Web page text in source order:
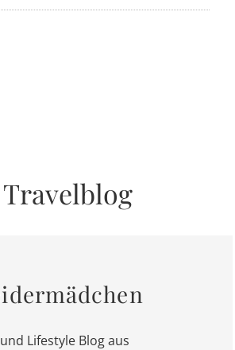
Travelblog
Lifestyle Blog aus